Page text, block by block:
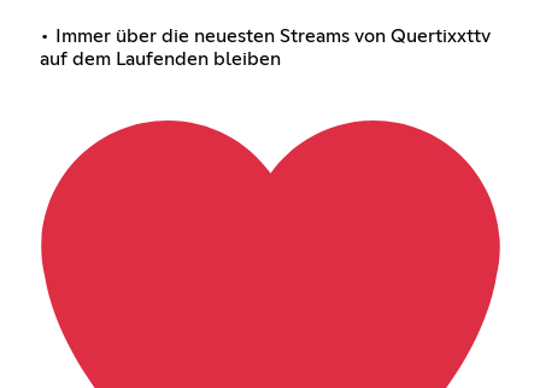
• Immer über die neuesten Streams von Quertixxttv
auf dem Laufenden bleiben